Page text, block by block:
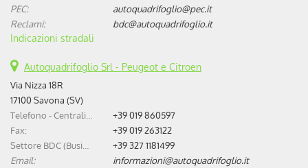
PEC:
autoquadrifoglio@pec.it
Reclami:
bdc@autoquadrifoglio.it
Indicazioni stradali
Autoquadrifoglio Srl - Peugeot e Citroen
Via Nizza 18R
17100 Savona (SV)
+39 019 860597
Fax:
+39 019 263122
+39 327 1181499
Email:
informazioni@autoquadrifoglio.it